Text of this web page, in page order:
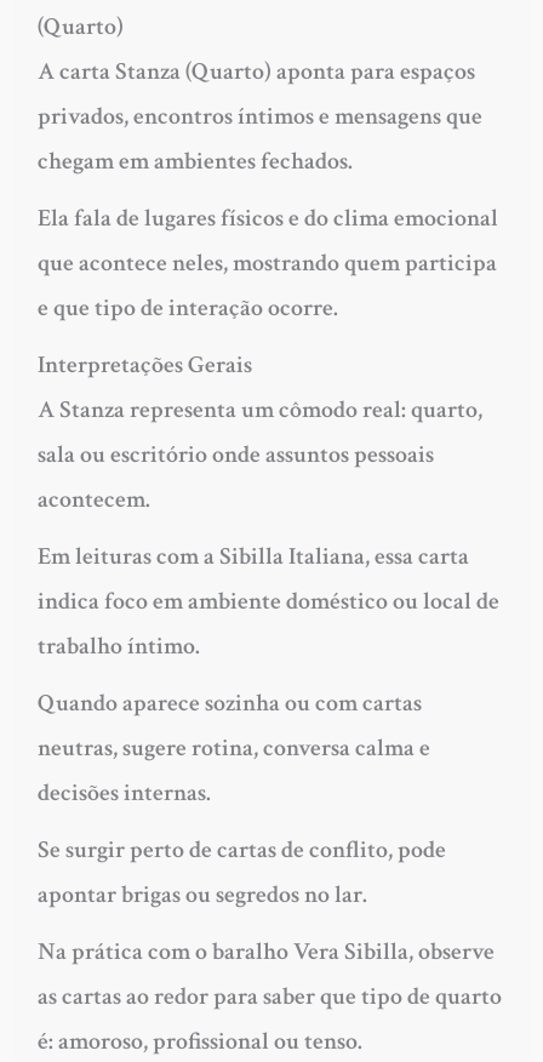
(Quarto)
A carta Stanza (Quarto) aponta para espaços
privados, encontros íntimos e mensagens que
chegam em ambientes fechados.
Ela fala de lugares físicos e do clima emocional
que acontece neles, mostrando quem participa
e que tipo de interação ocorre.
Interpretações Gerais
A Stanza representa um cômodo real: quarto,
sala ou escritório onde assuntos pessoais
acontecem.
Em leituras com a Sibilla Italiana, essa carta
indica foco em ambiente doméstico ou local de
trabalho íntimo.
Quando aparece sozinha ou com cartas
neutras, sugere rotina, conversa calma e
decisões internas.
Se surgir perto de cartas de conflito, pode
apontar brigas ou segredos no lar.
Na prática com o baralho Vera Sibilla, observe
as cartas ao redor para saber que tipo de quarto
é: amoroso, profissional ou tenso.